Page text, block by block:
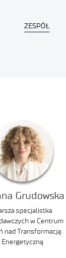
Dropdown
ZESPÓŁ
Grudowska
specjalistka
w Centrum
nad Transformacją
Energetyczną